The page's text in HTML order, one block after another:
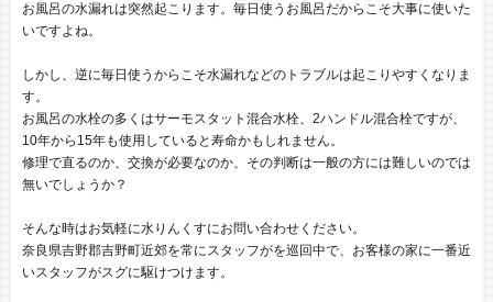
お風呂の水漏れは突然起こります。毎日使うお風呂だからこそ大事に使いた
いですよね。
しかし、逆に毎日使うからこそ水漏れなどのトラブルは起こりやすくなりま
す。
お風呂の水栓の多くはサーモスタット混合水栓、2ハンドル混合栓ですが、
10年から15年も使用していると寿命かもしれません。
修理で直るのか、交換が必要なのか、その判断は一般の方には難しいのでは
無いでしょうか？
そんな時はお気軽に水りんくすにお問い合わせください。
奈良県吉野郡吉野町近郊を常にスタッフがを巡回中で、お客様の家に一番近
いスタッフがスグに駆けつけます。